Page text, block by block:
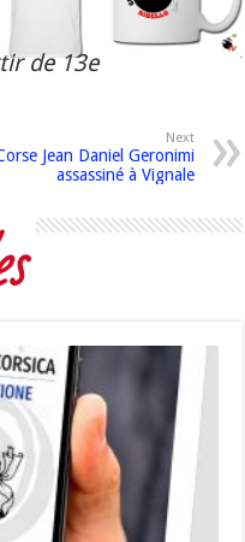
de 13e
Next
Jean Daniel Geronimi
assassiné à Vignale